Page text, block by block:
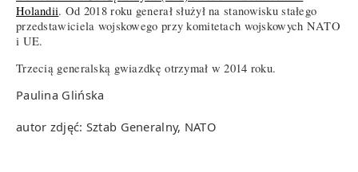
Holandii. Od 2018 roku generał służył na stanowisku stałego
przedstawiciela wojskowego przy komitetach wojskowych NATO
i UE.
Trzecią generalską gwiazdkę otrzymał w 2014 roku.
Paulina Glińska
autor zdjęć: Sztab Generalny, NATO